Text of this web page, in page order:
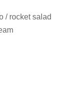
/ rocket salad